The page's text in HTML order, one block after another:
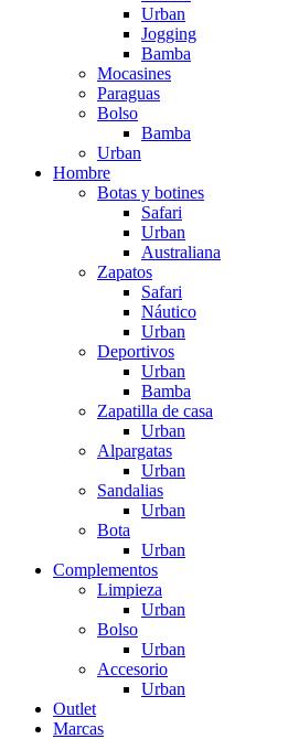
Urban
Jogging
Bamba
Mocasines
Paraguas
Bolso
Bamba
Urban
Hombre
Botas y botines
Safari
Urban
Australiana
Zapatos
Safari
Náutico
Urban
Deportivos
Urban
Bamba
Zapatilla de casa
Urban
Alpargatas
Urban
Sandalias
Urban
Bota
Urban
Complementos
Limpieza
Urban
Bolso
Urban
Accesorio
Urban
Outlet
Marcas